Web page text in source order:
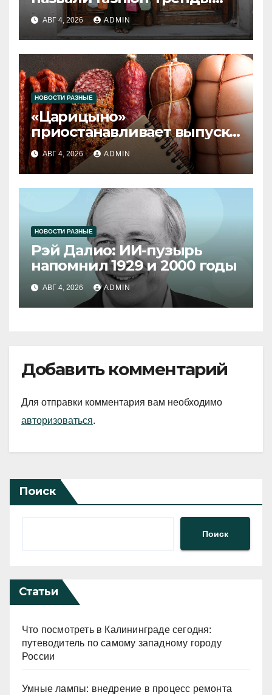
2026 года
АВГ 4, 2026 ADMIN
НОВОСТИ РАЗНЫЕ
«Царицыно»
приостанавливает выпуск
продукции
АВГ 4, 2026 ADMIN
НОВОСТИ РАЗНЫЕ
Рэй Далио: ИИ-пузырь
напомнил 1929 и 2000 годы
АВГ 4, 2026 ADMIN
Добавить комментарий
Для отправки комментария вам необходимо
авторизоваться.
Поиск
Поиск
Статьи
Что посмотреть в Калининграде сегодня:
путеводитель по самому западному городу
России
Умные лампы: внедрение в процесс ремонта